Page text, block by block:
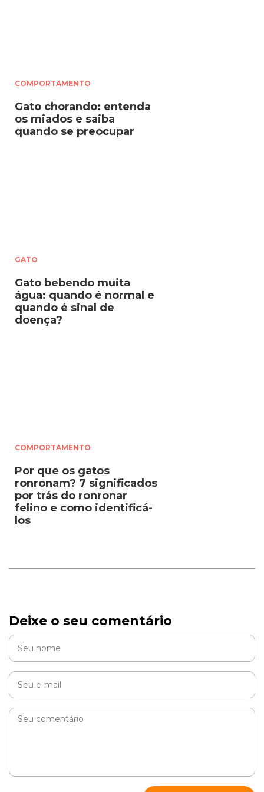
COMPORTAMENTO
Gato chorando: entenda
os miados e saiba
quando se preocupar
GATO
Gato bebendo muita
água: quando é normal e
quando é sinal de
doença?
COMPORTAMENTO
Por que os gatos
ronronam? 7 significados
por trás do ronronar
felino e como identificá-
los
Deixe o seu comentário